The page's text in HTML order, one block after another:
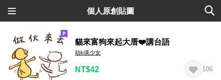
個人原創貼圖
貓來富狗來起大厝❤️講台語
幼ki美少女
NT$42 106